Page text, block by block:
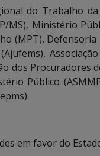
do Trabalho
MS), Ministério
(MPT), Defensoria
dos Procuradores
Público
em favor do